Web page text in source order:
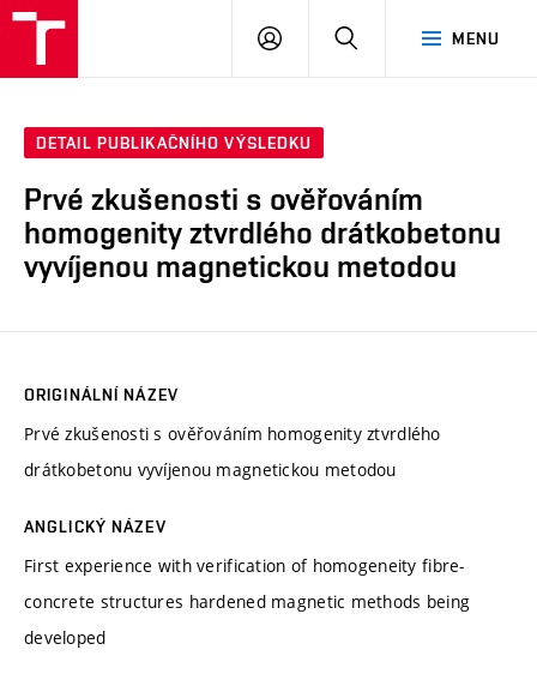
MENU
PŘIHLÁSIT
DETAIL PUBLIKAČNÍHO VÝSLEDKU
Prvé zkušenosti s ověřováním
homogenity ztvrdlého drátkobetonu
vyvíjenou magnetickou metodou
ORIGINÁLNÍ NÁZEV
Prvé zkušenosti s ověřováním homogenity ztvrdlého
drátkobetonu vyvíjenou magnetickou metodou
ANGLICKÝ NÁZEV
First experience with verification of homogeneity fibre-
concrete structures hardened magnetic methods being
developed